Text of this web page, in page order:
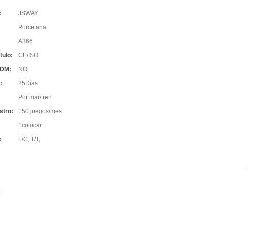
JSWAY
Porcelana
A366
CE/ISO
NO
25Días
Por mar/tren
150 juegos/mes
1colocar
L/C, T/T,